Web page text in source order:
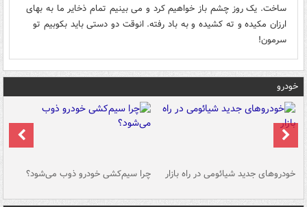
ساخت. یک روز چشم باز خواهیم کرد و می بینیم تمام ذخایر ما به بهای
ارزان مکیده و ته کشیده و به باد رفته. انوقت دو دستی باید بکوبیم تو
سرمون!
خودرو
خودروهای جدید شیائومی در راه بازار چرا سیم‌کشی خودرو ذوب می‌شود؟